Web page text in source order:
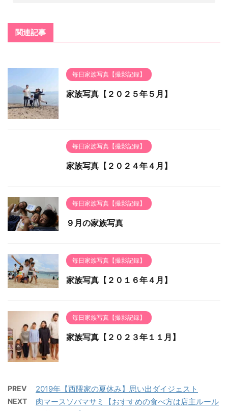
関連記事
毎日家族写真【撮影記録】
家族写真【２０２５年５月】
毎日家族写真【撮影記録】
家族写真【２０２４年４月】
毎日家族写真【撮影記録】
９月の家族写真
毎日家族写真【撮影記録】
家族写真【２０１６年４月】
毎日家族写真【撮影記録】
家族写真【２０２３年１１月】
PREV 2019年【西隈家の夏休み】思い出ダイジェスト
NEXT
肉マースソバマサミ【おすすめの食べ方は店主ルール